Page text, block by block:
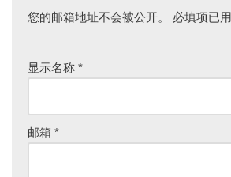
您的邮箱地址不会被公开。 必填项已用
显示名称 *
邮箱 *